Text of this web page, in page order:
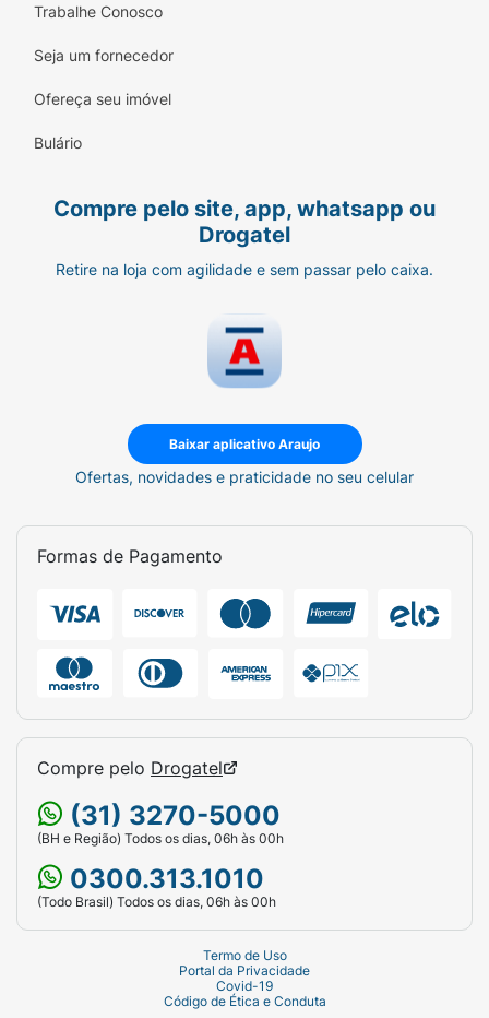
Trabalhe Conosco
Seja um fornecedor
Ofereça seu imóvel
Bulário
Compre pelo site, app, whatsapp ou
Drogatel
Retire na loja com agilidade e sem passar pelo caixa.
Baixar aplicativo Araujo
Ofertas, novidades e praticidade no seu celular
Formas de Pagamento
Compre pelo Drogatel
(31) 3270-5000
(BH e Região) Todos os dias, 06h às 00h
0300.313.1010
(Todo Brasil) Todos os dias, 06h às 00h
Termo de Uso
Portal da Privacidade
Covid-19
Código de Ética e Conduta